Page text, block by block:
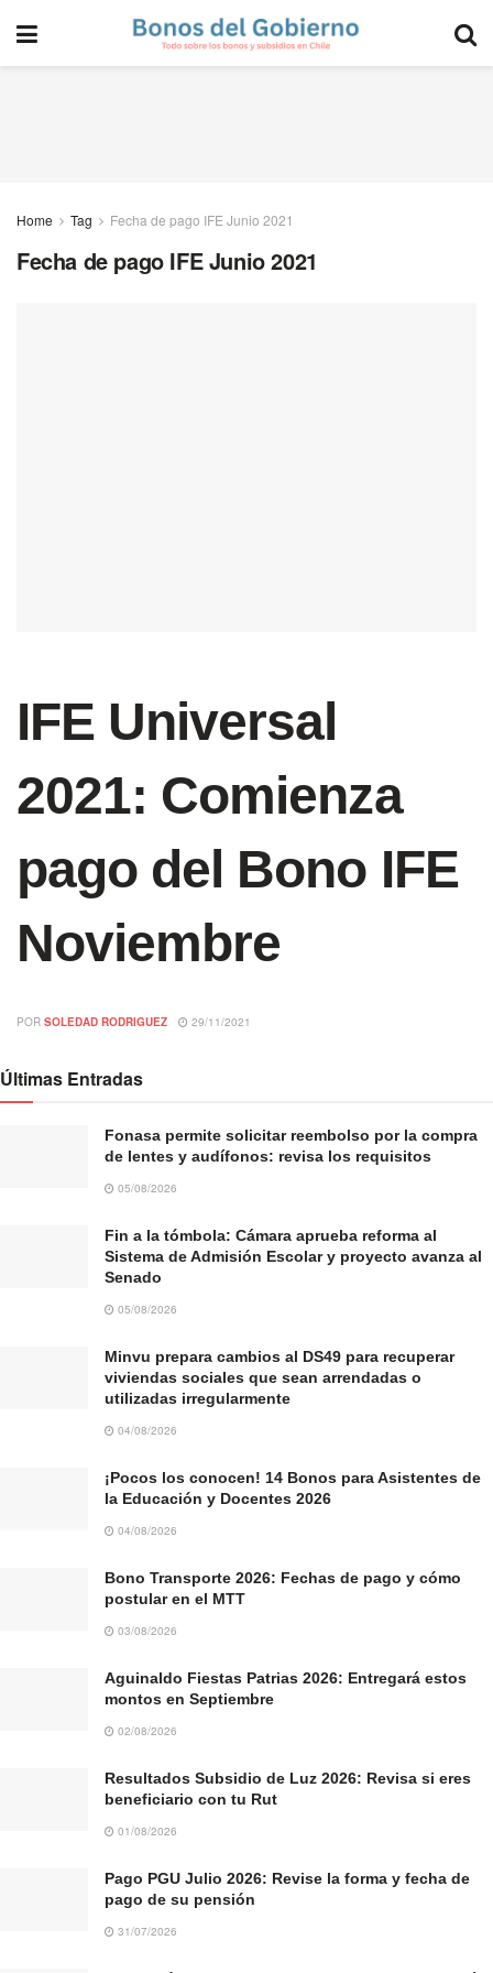
Home Tag Fecha de pago IFE Junio 2021
Fecha de pago IFE Junio 2021
IFE Universal
2021: Comienza
pago del Bono IFE
Noviembre
POR SOLEDAD RODRIGUEZ 29/11/2021
Últimas Entradas
Fonasa permite solicitar reembolso por la compra
de lentes y audífonos: revisa los requisitos
05/08/2026
Fin a la tómbola: Cámara aprueba reforma al
Sistema de Admisión Escolar y proyecto avanza al
Senado
05/08/2026
Minvu prepara cambios al DS49 para recuperar
viviendas sociales que sean arrendadas o
utilizadas irregularmente
04/08/2026
¡Pocos los conocen! 14 Bonos para Asistentes de
la Educación y Docentes 2026
04/08/2026
Bono Transporte 2026: Fechas de pago y cómo
postular en el MTT
03/08/2026
Aguinaldo Fiestas Patrias 2026: Entregará estos
montos en Septiembre
02/08/2026
Resultados Subsidio de Luz 2026: Revisa si eres
beneficiario con tu Rut
01/08/2026
Pago PGU Julio 2026: Revise la forma y fecha de
pago de su pensión
31/07/2026